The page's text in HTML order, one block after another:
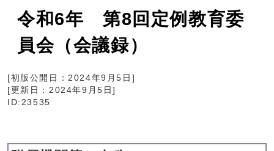
令和6年 第8回定例教育委
員会（会議録）
[初版公開日：2024年9月5日 ]
[更新日： 2024年9月5日]
ID:23535